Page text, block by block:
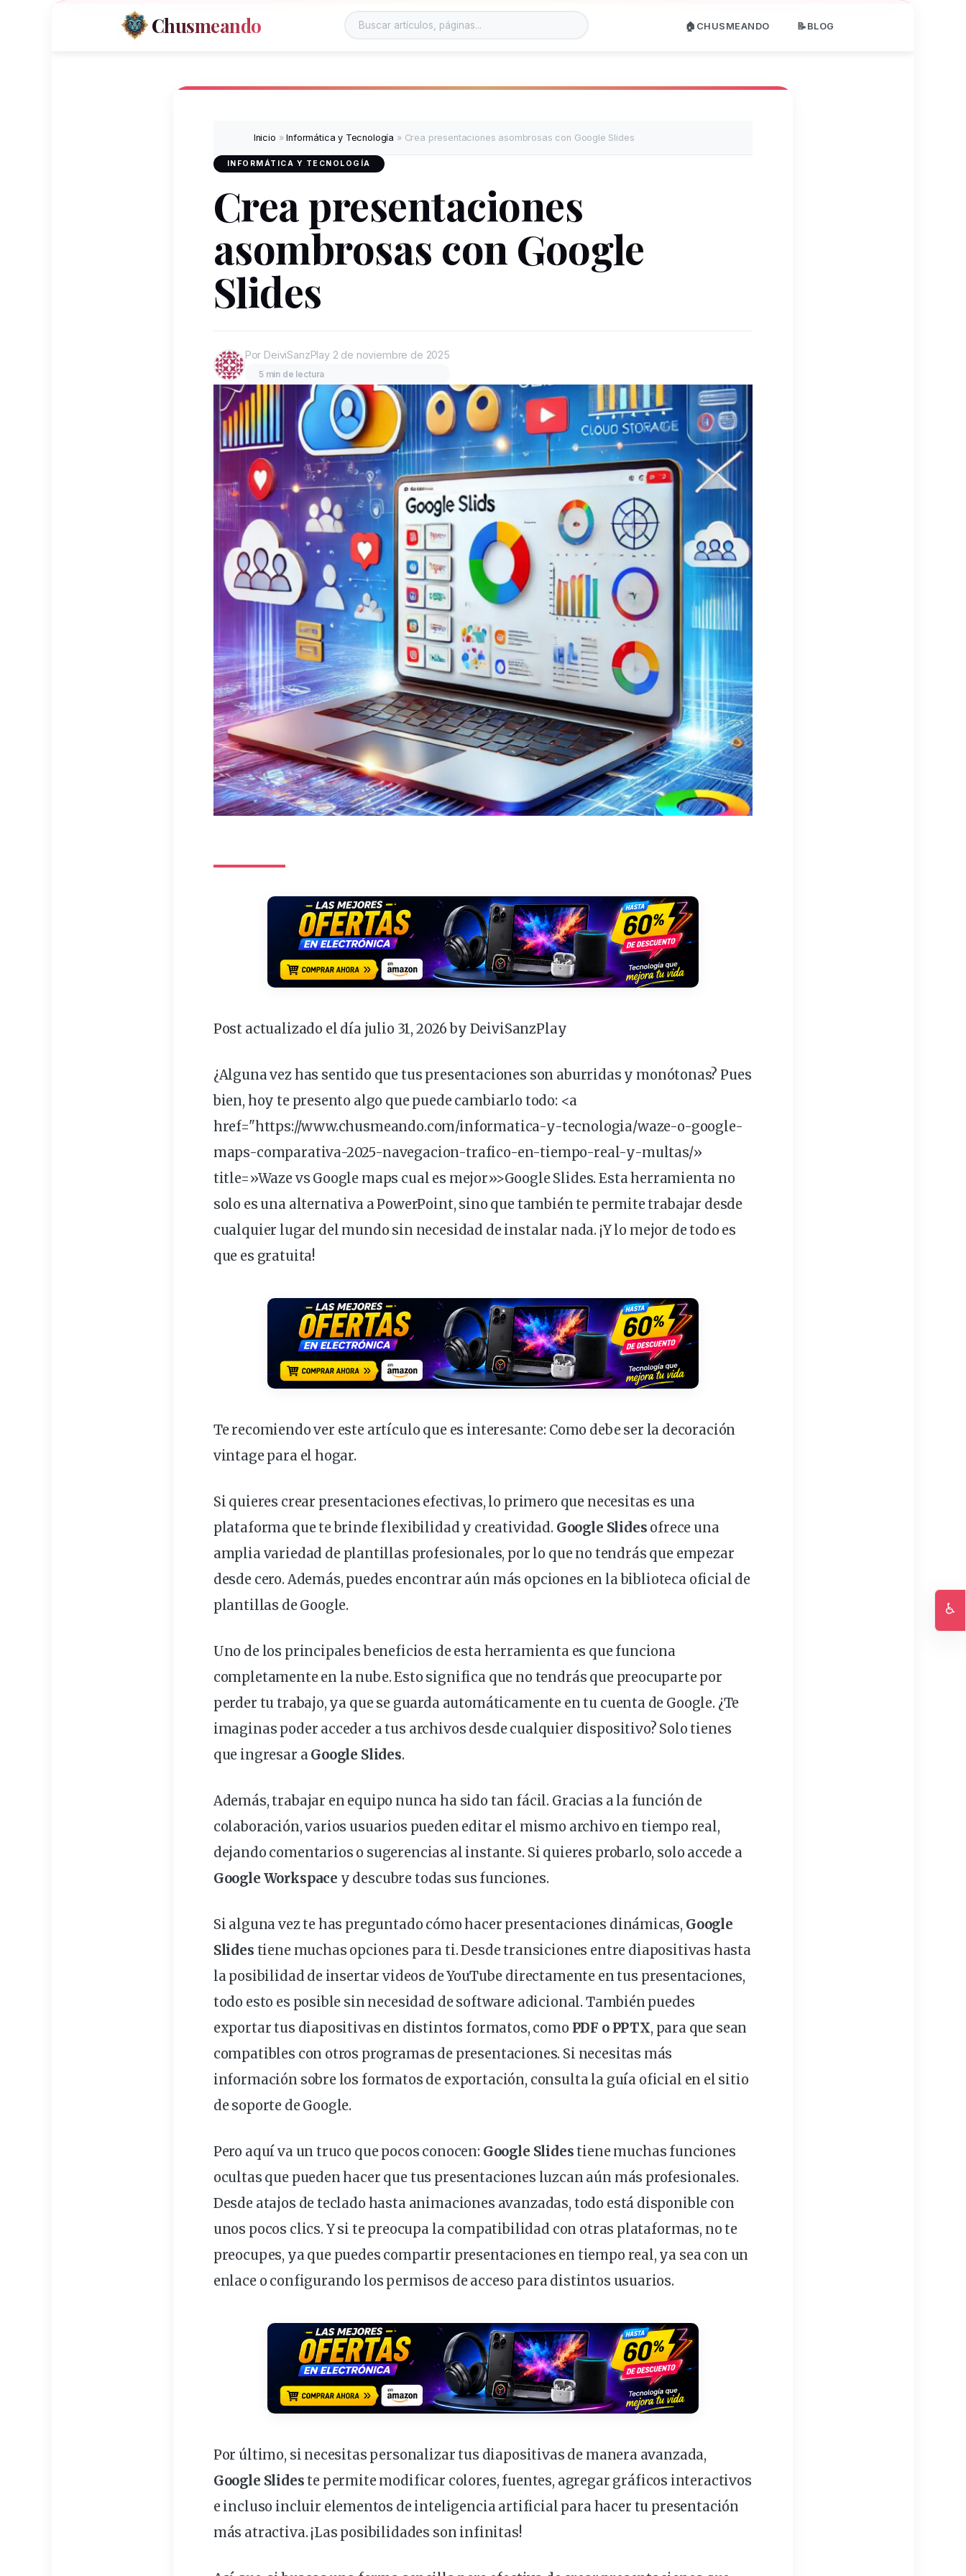
Chusmeando Buscar en el sitio 🏠CHUSMEANDO 📝BLOG
Inicio »Informática y Tecnología » Crea presentaciones asombrosas con Google Slides
INFORMÁTICA Y TECNOLOGÍA
Crea presentaciones
asombrosas con Google
Slides
Por DeiviSanzPlay 2 de noviembre de 2025
5 min de lectura
Post actualizado el día julio 31, 2026 by DeiviSanzPlay
¿Alguna vez has sentido que tus presentaciones son aburridas y monótonas? Pues
bien, hoy te presento algo que puede cambiarlo todo: <a
href="https://www.chusmeando.com/informatica-y-tecnologia/waze-o-google-
maps-comparativa-2025-navegacion-trafico-en-tiempo-real-y-multas/»
title=»Waze vs Google maps cual es mejor»>Google Slides. Estaherramienta no
solo es una alternativa a PowerPoint, sino que también te permite trabajar desde
cualquier lugar del mundo sin necesidad de instalar nada. ¡Y lo mejor de todo es
que es gratuita!
Te recomiendo ver este artículo que es interesante: Como debe ser la decoración
vintage para el hogar.
Si quieres crear presentaciones efectivas, lo primero que necesitas es una
plataforma que te brinde flexibilidad y creatividad. Google Slides ofrece una
amplia variedad de plantillas profesionales, por lo que notendrás que empezar
desde cero. Además, puedes encontrar aún más opciones en la biblioteca oficial de
plantillas de Google.
Uno de los principales beneficios de esta herramienta es que funciona
completamente en la nube. Esto significa que no tendrás que preocuparte por
perder tu trabajo, ya que se guarda automáticamente en tu cuenta de Google. ¿Te
imaginas poder acceder a tus archivos desde cualquier dispositivo? Solo tienes
que ingresar aGoogle Slides.
Además, trabajar en equipo nunca ha sido tan fácil. Gracias a la función de
colaboración, varios usuarios pueden editar el mismo archivo en tiempo real,
dejando comentarios o sugerencias al instante. Si quieres probarlo, solo accede a
Google Workspace y descubre todas sus funciones.
Si alguna vez te has preguntado cómo hacer presentaciones dinámicas, Google
Slides tiene muchas opciones para ti. Desdetransiciones entre diapositivas hasta
la posibilidad de insertarvideos de YouTube directamente en tus presentaciones,
todo esto es posible sin necesidad de software adicional. También puedes
exportar tus diapositivas en distintos formatos, como PDF o PPTX, para que sean
compatibles con otros programas de presentaciones. Si necesitas más
información sobre los formatos de exportación, consulta la guía oficial en el sitio
de soporte de Google.
Pero aquí va un truco que pocos conocen: Google Slidestiene muchas funciones
ocultas que pueden hacer que tus presentaciones luzcan aún más profesionales.
Desde atajos de teclado hasta animaciones avanzadas, todo está disponible con
unos pocos clics. Y si te preocupa la compatibilidad con otras plataformas, no te
preocupes, ya que puedes compartir presentaciones en tiempo real, ya sea con un
enlace o configurando los permisos de acceso para distintos usuarios.
Por último, si necesitas personalizar tus diapositivas de manera avanzada,
Google Slideste permite modificar colores, fuentes, agregar gráficos interactivos
e incluso incluir elementos de inteligencia artificial para hacer tu presentación
más atractiva. ¡Las posibilidades son infinitas!
♿